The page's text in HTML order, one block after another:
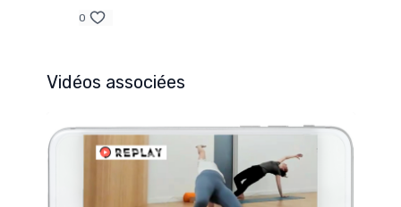
0
Vidéos associées